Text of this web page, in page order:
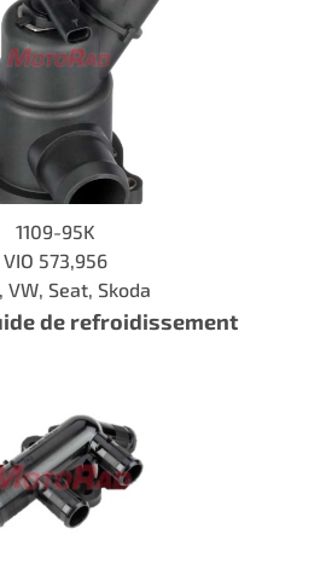
1109-95K
VIO 573,956
VW, Seat, Skoda
de refroidissement